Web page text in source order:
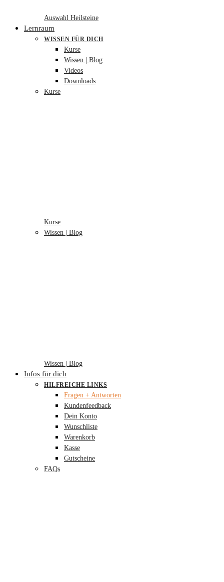
Auswahl Heilsteine
Lernraum
WISSEN FÜR DICH
Kurse
Wissen | Blog
Videos
Downloads
Kurse
Kurse
Wissen | Blog
Wissen | Blog
Infos für dich
HILFREICHE LINKS
Fragen + Antworten
Kundenfeedback
Dein Konto
Wunschliste
Warenkorb
Kasse
Gutscheine
FAQs